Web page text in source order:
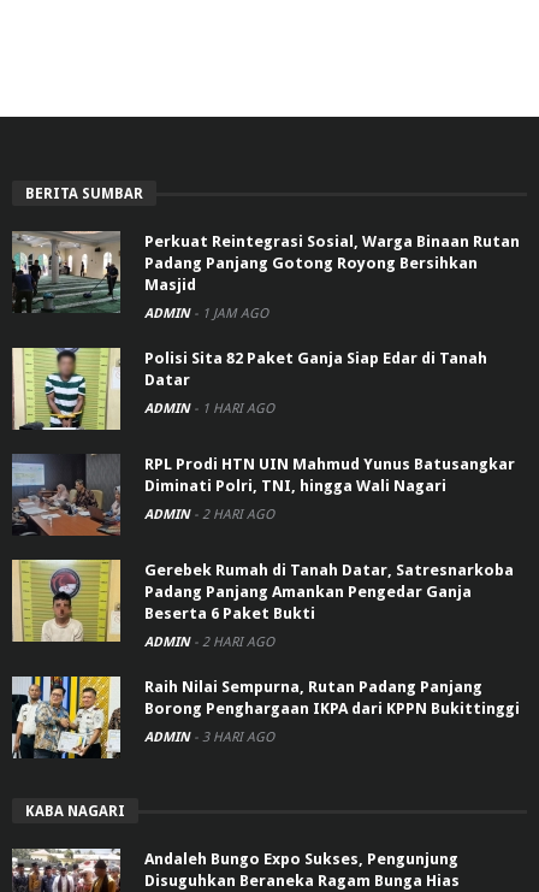
BERITA SUMBAR
Perkuat Reintegrasi Sosial, Warga Binaan Rutan
Padang Panjang Gotong Royong Bersihkan
Masjid
ADMIN - 1 JAM AGO
Polisi Sita 82 Paket Ganja Siap Edar di Tanah
Datar
ADMIN - 1 HARI AGO
RPL Prodi HTN UIN Mahmud Yunus Batusangkar
Diminati Polri, TNI, hingga Wali Nagari
ADMIN - 2 HARI AGO
Gerebek Rumah di Tanah Datar, Satresnarkoba
Padang Panjang Amankan Pengedar Ganja
Beserta 6 Paket Bukti
ADMIN - 2 HARI AGO
Raih Nilai Sempurna, Rutan Padang Panjang
Borong Penghargaan IKPA dari KPPN Bukittinggi
ADMIN - 3 HARI AGO
KABA NAGARI
Andaleh Bungo Expo Sukses, Pengunjung
Disuguhkan Beraneka Ragam Bunga Hias